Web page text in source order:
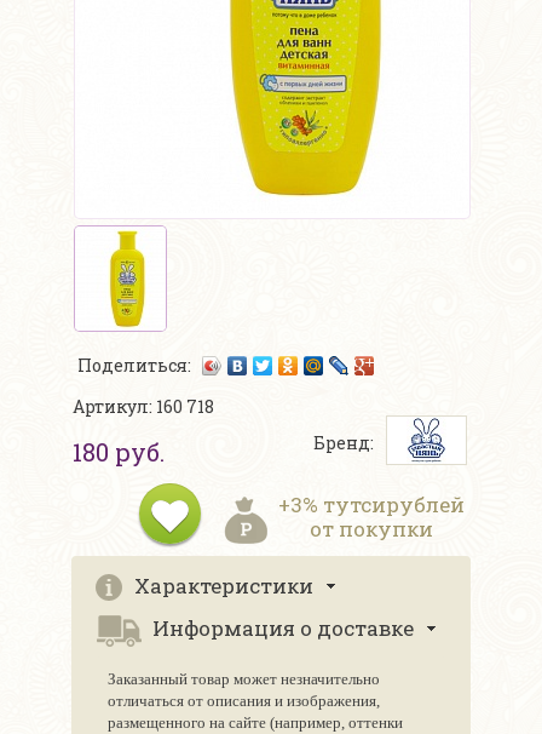
Поделиться:
Артикул: 160 718
180 руб. Бренд:
+3% тутсирублей
от покупки
Характеристики
Информация о доставке
Заказанный товар может незначительно
отличаться от описания и изображения,
размещенного на сайте (например, оттенки